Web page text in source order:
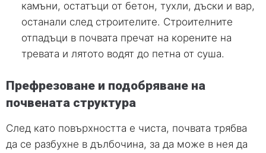
камъни, остатъци от бетон, тухли, дъски и вар,
останали след строителите. Строителните
отпадъци в почвата пречат на корените на
тревата и лятото водят до петна от суша.
Префрезоване и подобряване на
почвената структура
След като повърхността е чиста, почвата трябва
да се разбухне в дълбочина, за да може в нея да